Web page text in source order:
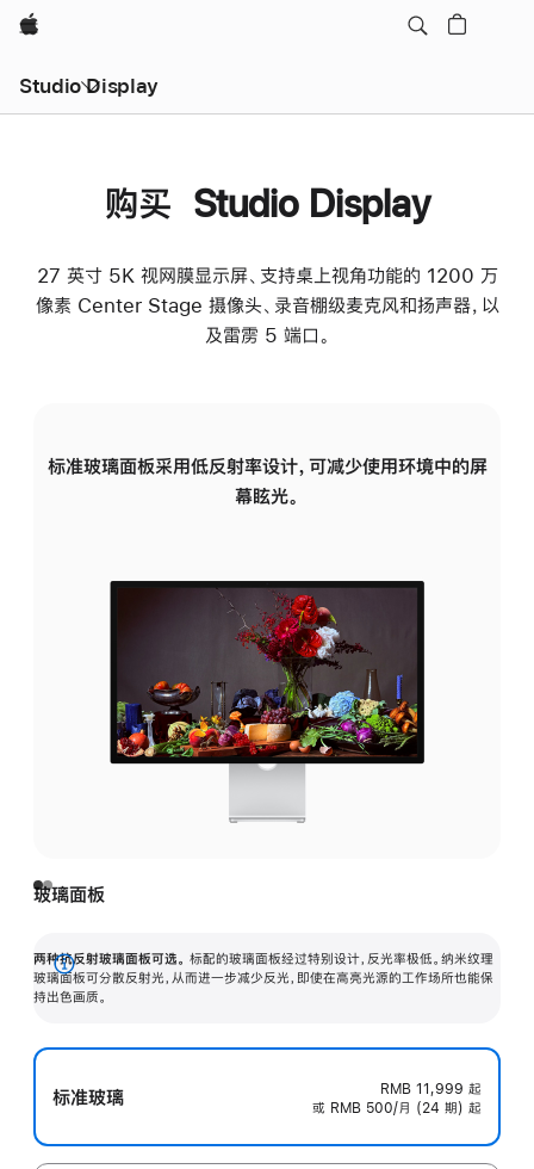
Apple
Studio Display
购买 Studio Display
27 英寸 5K 视网膜显示屏、支持桌上视角功能的 1200 万
像素 Center Stage 摄像头、录音棚级麦克风和扬声器，以
及雷雳 5 端口。
标准玻璃面板采用低反射率设计，可减少使用环境中的屏
幕眩光。
玻璃面板
两种抗反射玻璃面板可选。 标配的玻璃面板经过特别设计，反光率极低。纳米纹理
玻璃面板可分散反射光，从而进一步减少反光，即使在高亮光源的工作场所也能保
持出色画质。
展
开
标准玻璃 RMB 11,999 起
或 RMB 500/月 (24 期) 起